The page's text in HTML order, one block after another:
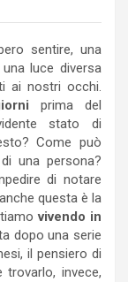
sentire, una
luce diversa
ai nostri occhi.
prima del
stato di
Come può
una persona?
di notare
questa è la
vivendo in
dopo una serie
il pensiero di
invece,